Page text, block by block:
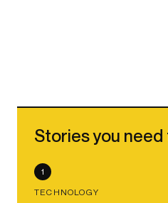
Stories you
1
TECHNOLOGY